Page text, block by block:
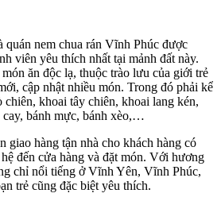
quán nem chua rán Vĩnh Phúc được
viên yêu thích nhất tại mảnh đất này.
ăn độc lạ, thuộc trào lưu của giới trẻ
cập nhật nhiều món. Trong đó phải kể
chiên, khoai tây chiên, khoai lang kén,
bánh mực, bánh xèo,…
giao hàng tận nhà cho khách hàng có
đến cửa hàng và đặt món. Với hương
chỉ nổi tiếng ở Vĩnh Yên, Vĩnh Phúc,
trẻ cũng đặc biệt yêu thích.